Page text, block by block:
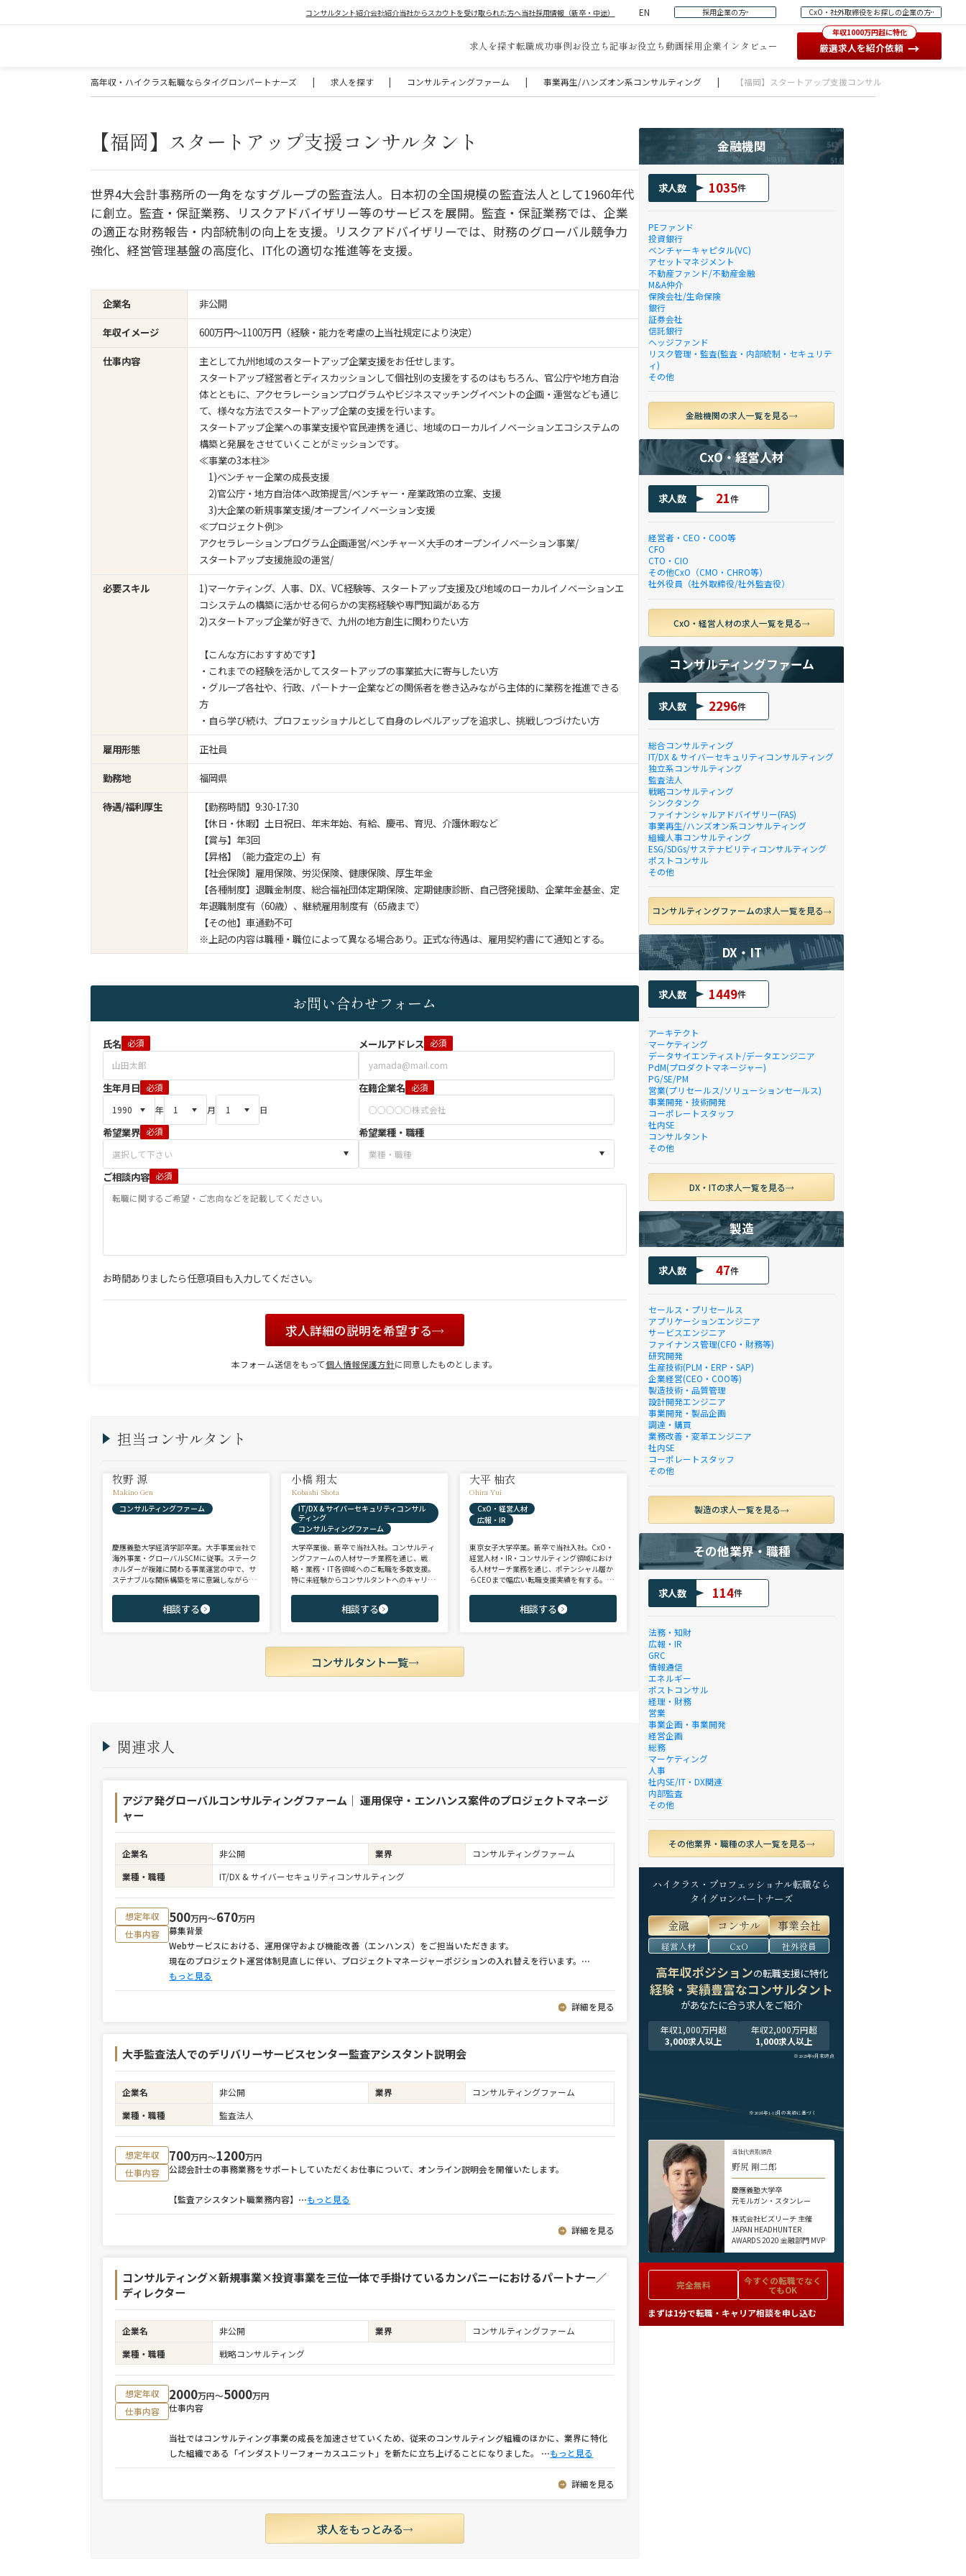
コンサルタント紹介会社紹介当社からスカウトを受け取られた方へ当社採用情報（新卒・中途） EN 採用企業の方 CxO・社外取締役をお探しの企業の方
求人を探す転職成功事例お役立ち記事お役立ち動画採用企業インタビュー
年収1000万円超に特化
厳選求人を紹介依頼 →
高年収・ハイクラス転職ならタイグロンパートナーズ | 求人を探す | コンサルティングファーム | 事業再生/ハンズオン系コンサルティング | 【福岡】スタートアップ支援コンサルタント
【福岡】スタートアップ支援コンサルタント
世界4大会計事務所の一角をなすグループの監査法人。日本初の全国規模の監査法人として1960年代
に創立。監査・保証業務、リスクアドバイザリー等のサービスを展開。監査・保証業務では、企業
の適正な財務報告・内部統制の向上を支援。リスクアドバイザリーでは、財務のグローバル競争力
強化、経営管理基盤の高度化、IT化の適切な推進等を支援。
企業名
非公開
年収イメージ
600万円〜1100万円（経験・能力を考慮の上当社規定により決定）
仕事内容
主として九州地域のスタートアップ企業支援をお任せします。
スタートアップ経営者とディスカッションして個社別の支援をするのはもちろん、官公庁や地方自治
体とともに、アクセラレーションプログラムやビジネスマッチングイベントの企画・運営なども通じ
て、様々な方法でスタートアップ企業の支援を行います。
スタートアップ企業への事業支援や官民連携を通じ、地域のローカルイノベーションエコシステムの
構築と発展をさせていくことがミッションです。
≪事業の3本柱≫
1)ベンチャー企業の成長支援
2)官公庁・地方自治体へ政策提言/ベンチャー・産業政策の立案、支援
3)大企業の新規事業支援/オープンイノベーション支援
≪プロジェクト例≫
アクセラレーションプログラム企画運営/ベンチャー×大手のオープンイノベーション事業/
スタートアップ支援施設の運営/
必要スキル
1)マーケティング、人事、DX、VC経験等、スタートアップ支援及び地域のローカルイノベーションエ
コシステムの構築に活かせる何らかの実務経験や専門知識がある方
2)スタートアップ企業が好きで、九州の地方創生に関わりたい方
【こんな方におすすめです】
・これまでの経験を活かしてスタートアップの事業拡大に寄与したい方
・グループ各社や、行政、パートナー企業などの関係者を巻き込みながら主体的に業務を推進できる
方
・自ら学び続け、プロフェッショナルとして自身のレベルアップを追求し、挑戦しつづけたい方
雇用形態
正社員
勤務地
福岡県
待遇/福利厚生
【勤務時間】9:30-17:30
【休日・休暇】土日祝日、年末年始、有給、慶弔、育児、介護休暇など
【賞与】年3回
【昇格】（能力査定の上）有
【社会保険】雇用保険、労災保険、健康保険、厚生年金
【各種制度】退職金制度、総合福祉団体定期保険、定期健康診断、自己啓発援助、企業年金基金、定
年退職制度有（60歳）、継続雇用制度有（65歳まで）
【その他】車通勤不可
※上記の内容は職種・職位によって異なる場合あり。正式な待遇は、雇用契約書にて通知とする。
お問い合わせフォーム
氏名 必須 メールアドレス 必須
生年月日 必須
年
月 日
在籍企業名 必須
希望業界 必須 希望業種・職種
ご相談内容 必須
お時間ありましたら任意項目も入力してください。
求人詳細の説明を希望する
本フォーム送信をもって個人情報保護方針に同意したものとします。
担当コンサルタント
牧野 源
Makino Gen
コンサルティングファーム
慶應義塾大学経済学部卒業。大手事業会社で
海外事業・グローバルSCMに従事。ステーク
ホルダーが複雑に関わる事業運営の中で、サ
ステナブルな関係構築を常に意識しながら意
商社、投資銀行、大手事業会社を始めとする
幅広い領域で、若手～エグゼクティブまでご
相談する
小橋 翔太
Kobashi Shota
IT/DX & サイバーセキュリティコンサル
ティング
コンサルティングファーム
大学卒業後、新卒で当社入社。コンサルティ
ングファームの人材サーチ業務を通じ、戦
略・業務・IT各領域へのご転職を多数支援。
特に未経験からコンサルタントへのキャリア
ご志向と市場動向を踏まえ最適なキャリアを
ご提案させていただきます。
相談する
大平 柚衣
Ohira Yui
CxO・経営人材
広報・IR
東京女子大学卒業。新卒で当社入社。CxO・
経営人材・IR・コンサルティング領域におけ
る人材サーチ業務を通じ、ポテンシャル層か
らCEOまで幅広い転職支援実績を有する。コ
領域を中心に担当。未経験・ポテンシャル層
からミドル・ハイクラス層まで、年代・職階
相談する
コンサルタント一覧
関連求人
アジア発グローバルコンサルティングファーム｜ 運用保守・エンハンス案件のプロジェクトマネージ
ャー
企業名 非公開 業界
コンサルティングファーム
業種・職種
IT/DX & サイバーセキュリティコンサルティング
想定年収 500万円〜670万円
仕事内容
募集背景
Webサービスにおける、運用保守および機能改善（エンハンス）をご担当いただきます。
現在のプロジェクト運営体制見直しに伴い、プロジェクトマネージャーポジションの入れ替えを行います。 ⋯
もっと見る
詳細を見る
大手監査法人でのデリバリーサービスセンター監査アシスタント説明会
企業名 非公開 業界
コンサルティングファーム
業種・職種
監査法人
想定年収 700万円〜1200万円
仕事内容
公認会計士の事務業務をサポートしていただくお仕事について、オンライン説明会を開催いたします。
【監査アシスタント職業務内容】 ⋯もっと見る
詳細を見る
コンサルティング×新規事業×投資事業を三位一体で手掛けているカンパニーにおけるパートナー／
ディレクター
企業名 非公開 業界
コンサルティングファーム
業種・職種
戦略コンサルティング
想定年収 2000万円〜5000万円
仕事内容
仕事内容
当社ではコンサルティング事業の成長を加速させていくため、従来のコンサルティング組織のほかに、業界に特化
した組織である「インダストリーフォーカスユニット」を新たに立ち上げることになりました。 ⋯もっと見る
詳細を見る
求人をもっとみる
金融機関
求人数 1035件
PEファンド
投資銀行
ベンチャーキャピタル(VC)
アセットマネジメント
不動産ファンド/不動産金融
M&A仲介
保険会社/生命保険
銀行
証券会社
信託銀行
ヘッジファンド
リスク管理・監査(監査・内部統制・セキュリテ
ィ)
その他
金融機関の求人一覧を見る
CxO・経営人材
求人数 21件
経営者・CEO・COO等
CFO
CTO・CIO
その他CxO（CMO・CHRO等）
社外役員（社外取締役/社外監査役）
CxO・経営人材の求人一覧を見る
コンサルティングファーム
求人数 2296件
総合コンサルティング
IT/DX & サイバーセキュリティコンサルティング
独立系コンサルティング
監査法人
戦略コンサルティング
シンクタンク
ファイナンシャルアドバイザリー(FAS)
事業再生/ハンズオン系コンサルティング
組織人事コンサルティング
ESG/SDGs/サステナビリティコンサルティング
ポストコンサル
その他
コンサルティングファームの求人一覧を見る
DX・IT
求人数 1449件
アーキテクト
マーケティング
データサイエンティスト/データエンジニア
PdM(プロダクトマネージャー)
PG/SE/PM
営業(プリセールス/ソリューションセールス)
事業開発・技術開発
コーポレートスタッフ
社内SE
コンサルタント
その他
DX・ITの求人一覧を見る
製造
求人数 47件
セールス・プリセールス
アプリケーションエンジニア
サービスエンジニア
ファイナンス管理(CFO・財務等)
研究開発
生産技術(PLM・ERP・SAP)
企業経営(CEO・COO等)
製造技術・品質管理
設計開発エンジニア
事業開発・製品企画
調達・購買
業務改善・変革エンジニア
社内SE
コーポレートスタッフ
その他
製造の求人一覧を見る
その他業界・職種
求人数 114件
法務・知財
広報・IR
GRC
情報通信
エネルギー
ポストコンサル
経理・財務
営業
事業企画・事業開発
経営企画
総務
マーケティング
人事
社内SE/IT・DX関連
内部監査
その他
その他業界・職種の求人一覧を見る
ハイクラス・プロフェッショナル転職なら
タイグロンパートナーズ
金融 コンサル 事業会社
経営人材 CxO 社外役員
高年収ポジションの転職支援に特化
経験・実績豊富なコンサルタント
があなたに合う求人をご紹介
年収1,000万円超
3,000求人以上
年収2,000万円超
1,000求人以上
※2025年9月末時点
※2024年1-12月の実績に基づく
当社代表取締役
野尻 剛二郎
慶應義塾大学卒
元モルガン・スタンレー
株式会社ビズリーチ 主催
JAPAN HEADHUNTER
AWARDS 2020 金融部門 MVP
完全無料 今すぐの転職でなく
てもOK
まずは1分で転職・キャリア相談を申し込む